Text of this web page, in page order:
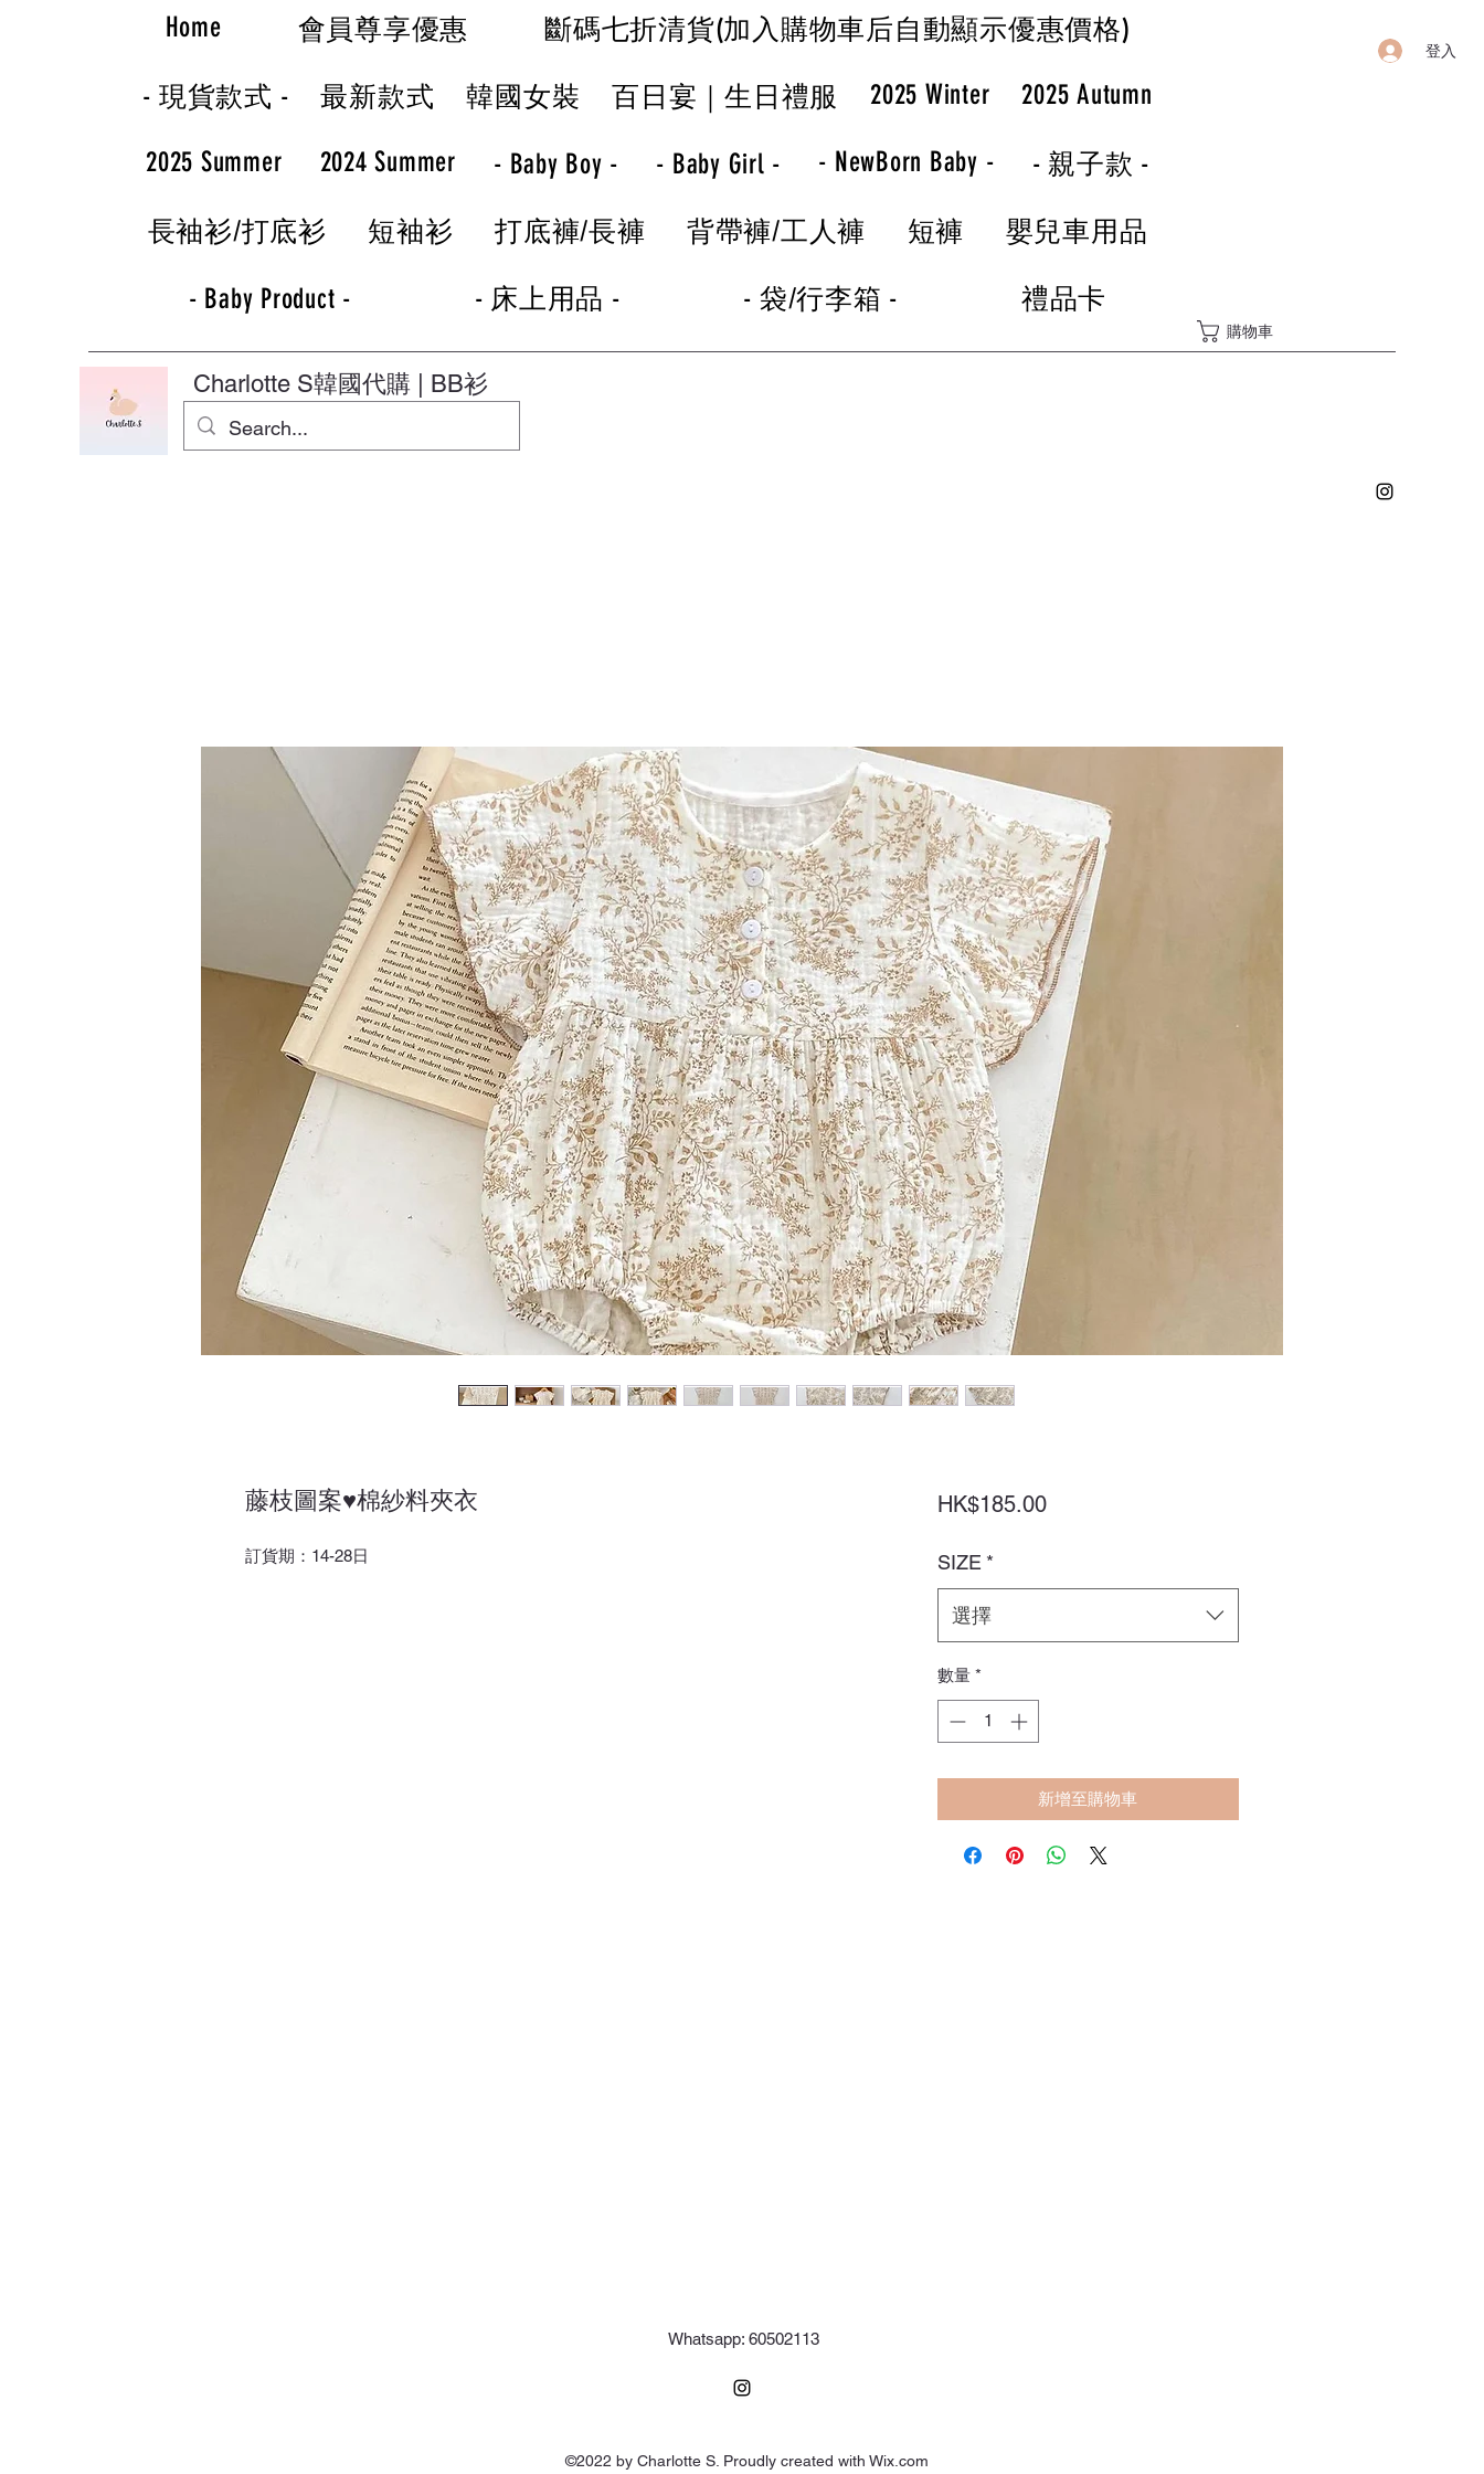
登入
Home 會員尊享優惠 斷碼七折清貨(加入購物車后自動顯示優惠價格)
- 現貨款式 - 最新款式 韓國女裝 百日宴｜生日禮服 2025 Winter 2025 Autumn
2025 Summer 2024 Summer - Baby Boy - - Baby Girl - - NewBorn Baby - - 親子款 -
長袖衫/打底衫 短袖衫 打底褲/長褲 背帶褲/工人褲 短褲 嬰兒車用品
- Baby Product - - 床上用品 - - 袋/行李箱 - 禮品卡
購物車
Charlotte S韓國代購 | BB衫
藤枝圖案♥棉紗料夾衣
訂貨期：14-28日
HK$185.00價
SIZE *
選擇
數量 *
新增至購物車
Whatsapp: 60502113
©2022 by Charlotte S. Proudly created with Wix.com